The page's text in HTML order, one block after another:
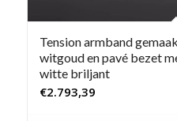
Tension armband
witgoud en pavé bezet
witte briljant
€2.793,39